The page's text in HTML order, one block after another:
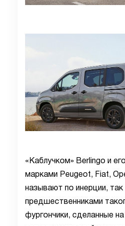
«Каблучком» Berlingo и
марками Peugeot, Fiat,
называют по инерции, так
предшественниками
фургончики, сделанные